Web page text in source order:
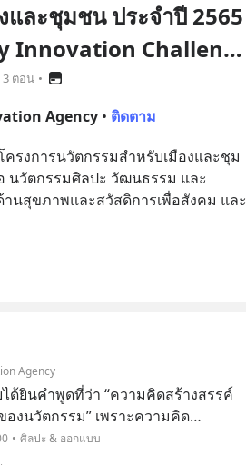
และชุมชน ประจำปี 2565
Innovation Challenge
3 ตอน •
Agency • ติดตาม
รงการนวัตกรรมสำหรับเมืองและชุม
นวัตกรรมศิลปะ วัฒนธรรม และ
นสุขภาพและสวัสดิการเพื่อสังคม และ
Agency
ด้ยินคำพูดที่ว่า “ความคิดสร้างสรรค์
องนวัตกรรม” เพราะความคิด
ก้าวหน้าทางเทคโนโลยีมักเป็นสิ่งที่ใช้
วัตกรรม วันนี้เราจะพามารู้จัก
ศิลปะ & ออกแบบ